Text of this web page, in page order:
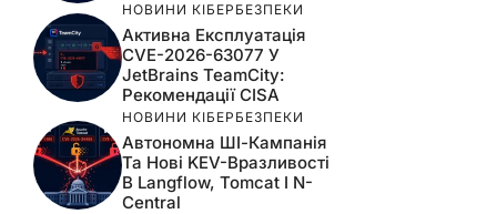
НОВИНИ КІБЕРБЕЗПЕКИ
Активна Експлуатація
CVE-2026-63077 У
JetBrains TeamCity:
Рекомендації CISA
НОВИНИ КІБЕРБЕЗПЕКИ
Автономна ШІ-Кампанія
Та Нові KEV-Вразливості
В Langflow, Tomcat І N-
Central